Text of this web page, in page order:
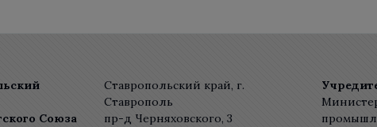
Союза
Ставропольский край, г.
Ставрополь
пр-д Черняховского, 3